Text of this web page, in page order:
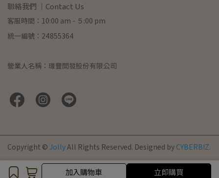
加入購物車
加入購物車 立即購買
聯絡我們 ｜Contact Us
客服時間：10:00 am - ５:00 pm
統一編號：24855364
營業人名稱：璟豐開發股份有限公司
Copyright © JollyAll Rights Reserved. Designed by CYBERBIZ.